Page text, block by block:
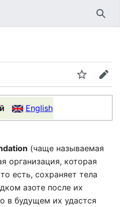
Следить
English
(чаще называемая
организация, которая
есть, сохраняет тела
азоте после их
в будущем их удастся